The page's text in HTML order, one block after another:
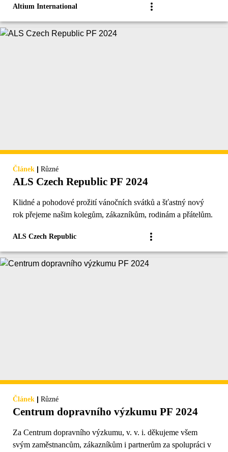
Altium International
Článek | Různé
ALS Czech Republic PF 2024
Klidné a pohodové prožití vánočních svátků a šťastný nový
rok přejeme našim kolegům, zákazníkům, rodinám a přátelům.
ALS Czech Republic
Článek | Různé
Centrum dopravního výzkumu PF 2024
Za Centrum dopravního výzkumu, v. v. i. děkujeme všem
svým zaměstnancům, zákazníkům i partnerům za spolupráci v